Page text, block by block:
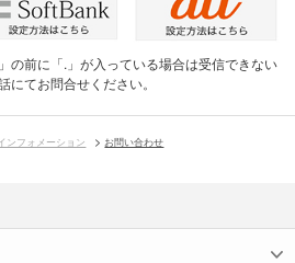
の前に「.」が入っている場合は受信できない
てお問合せください。
ンフォメーション お問い合わせ